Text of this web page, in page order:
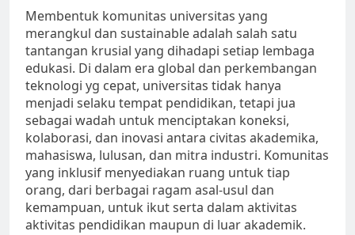
Membentuk komunitas universitas yang
merangkul dan sustainable adalah salah satu
tantangan krusial yang dihadapi setiap lembaga
edukasi. Di dalam era global dan perkembangan
teknologi yg cepat, universitas tidak hanya
menjadi selaku tempat pendidikan, tetapi jua
sebagai wadah untuk menciptakan koneksi,
kolaborasi, dan inovasi antara civitas akademika,
mahasiswa, lulusan, dan mitra industri. Komunitas
yang inklusif menyediakan ruang untuk tiap
orang, dari berbagai ragam asal-usul dan
kemampuan, untuk ikut serta dalam aktivitas
aktivitas pendidikan maupun di luar akademik.